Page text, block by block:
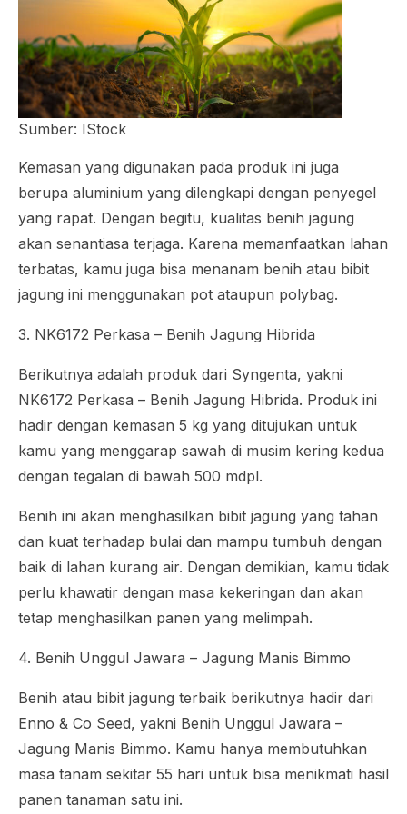
Sumber: IStock
Kemasan yang digunakan pada produk ini juga
berupa aluminium yang dilengkapi dengan penyegel
yang rapat. Dengan begitu, kualitas benih jagung
akan senantiasa terjaga. Karena memanfaatkan lahan
terbatas, kamu juga bisa menanam benih atau bibit
jagung ini menggunakan pot ataupun polybag.
3. NK6172 Perkasa – Benih Jagung Hibrida
Berikutnya adalah produk dari Syngenta, yakni
NK6172 Perkasa – Benih Jagung Hibrida. Produk ini
hadir dengan kemasan 5 kg yang ditujukan untuk
kamu yang menggarap sawah di musim kering kedua
dengan tegalan di bawah 500 mdpl.
Benih ini akan menghasilkan bibit jagung yang tahan
dan kuat terhadap bulai dan mampu tumbuh dengan
baik di lahan kurang air. Dengan demikian, kamu tidak
perlu khawatir dengan masa kekeringan dan akan
tetap menghasilkan panen yang melimpah.
4. Benih Unggul Jawara – Jagung Manis Bimmo
Benih atau bibit jagung terbaik berikutnya hadir dari
Enno & Co Seed, yakni Benih Unggul Jawara –
Jagung Manis Bimmo. Kamu hanya membutuhkan
masa tanam sekitar 55 hari untuk bisa menikmati hasil
panen tanaman satu ini.